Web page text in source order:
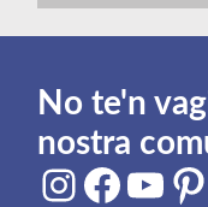
No te'n
nostra
Instagram